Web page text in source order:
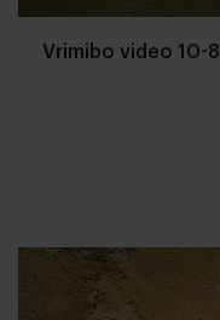
Vrimibo video 10-8